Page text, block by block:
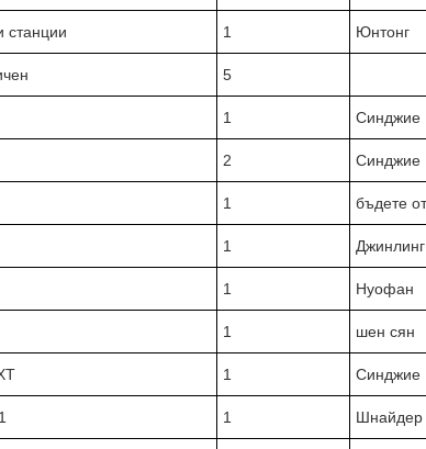
станции 1 Юнтонг
5
1 Синджие
2 Синджие
1 бъдете
1 Джинлинг
1 Нуофан
1 шен сян
1 Синджие
1 Шнайдер